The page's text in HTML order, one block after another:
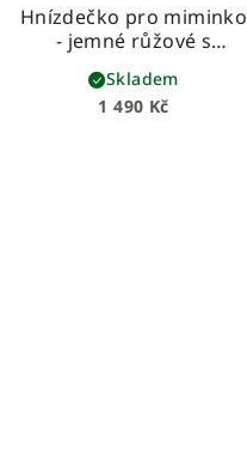
Hnízdečko pro miminko
- jemné růžové s
růžičkami
1 490 Kč
Skladem